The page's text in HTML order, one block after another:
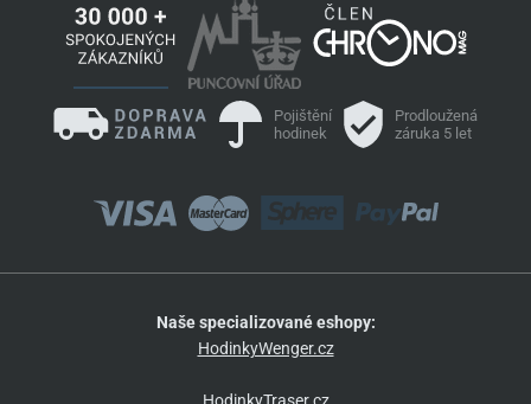
Pojištění
hodinek
Prodloužená
záruka 5 let
Naše specializované eshopy:
HodinkyWenger.cz
HodinkyTraser.cz